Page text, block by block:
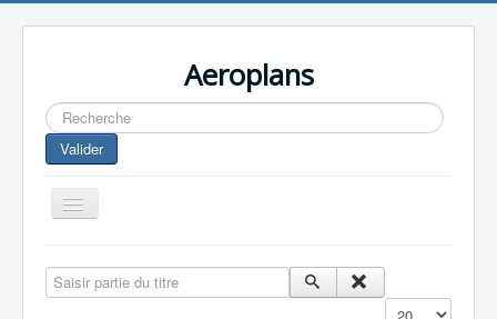
Aeroplans
Rechercher
Valider
Toggle
Navigation
Aviation Commerciale
Saisir partie du titre
Affichage #